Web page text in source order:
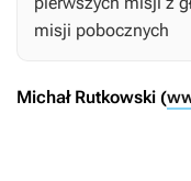
misji pobocznych
Michał Rutkowski (